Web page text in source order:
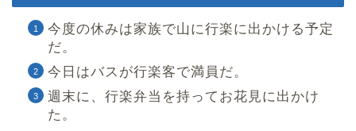
今度の休みは家族で山に行楽に出かける予定
だ。
今日はバスが行楽客で満員だ。
週末に、行楽弁当を持ってお花見に出かけ
た。